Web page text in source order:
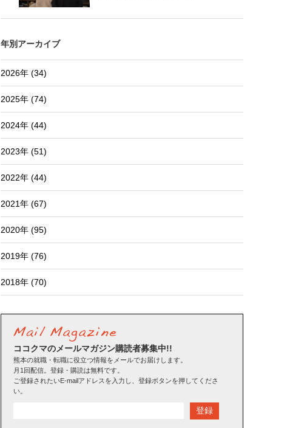
年別アーカイブ
2026年 (34)
2025年 (74)
2024年 (44)
2023年 (51)
2022年 (44)
2021年 (67)
2020年 (95)
2019年 (76)
2018年 (70)
ココクマのメールマガジン購読者募集中!!
熊本の就職・転職に役立つ情報をメールでお届けします。
月1回配信。登録・購読は無料です。
ご登録されたいE-mailアドレスを入力し、登録ボタンを押してくださ
い。
登録